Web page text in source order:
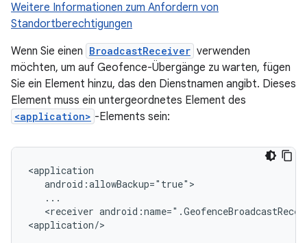
Weitere Informationen zum Anfordern von
Standortberechtigungen
Wenn Sie einen BroadcastReceiver verwenden
möchten, um auf Geofence-Übergänge zu warten, fügen
Sie ein Element hinzu, das den Dienstnamen angibt. Dieses
Element muss ein untergeordnetes Element des
<application> -Elements sein:
<receiver
<application/>